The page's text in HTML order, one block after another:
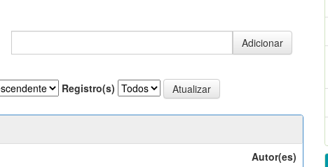
Registro(s)
Autor(es)